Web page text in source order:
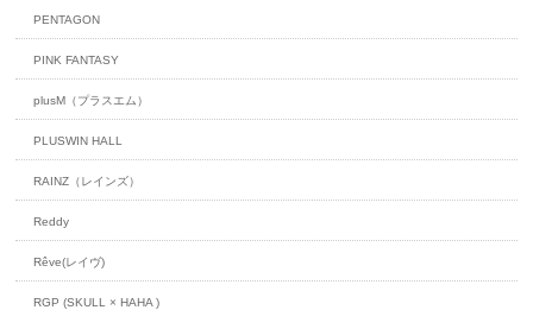
PENTAGON
PINK FANTASY
plusM（プラスエム）
PLUSWIN HALL
RAINZ（レインズ）
Reddy
Rêve(レイヴ)
RGP (SKULL × HAHA )